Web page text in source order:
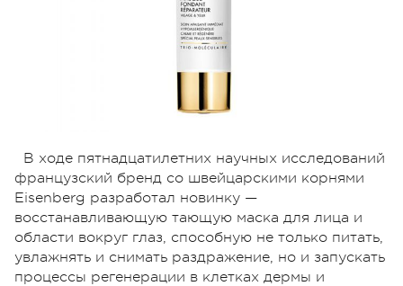
В ходе пятнадцатилетних научных исследований
французский бренд со швейцарскими корнями
Eisenberg разработал новинку —
восстанавливающую тающую маска для лица и
области вокруг глаз, способную не только питать,
увлажнять и снимать раздражение, но и запускать
процессы регенерации в клетках дермы и